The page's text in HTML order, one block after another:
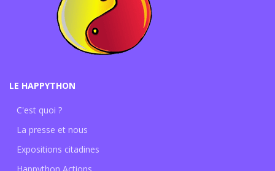
LE HAPPYTHON
C'est quoi ?
La presse et nous
Expositions citadines